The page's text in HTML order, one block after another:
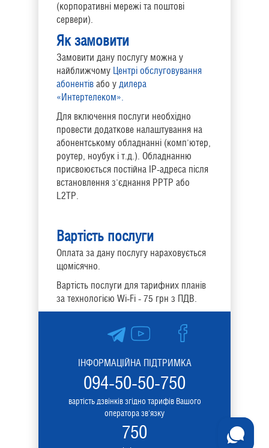
(корпоративні мережі та поштові
сервери).
Як замовити
Замовити дану послугу можна у
найближчому Центрі обслуговування
абонентів або у дилера
«Интертелеком».
Для включення послуги необхідно
провести додаткове налаштування на
абонентському обладнанні (комп'ютер,
роутер, ноубук і т.д.). Обладнанню
присвоюється постійна IP-адреса після
встановлення з'єднання РРТР або
L2TP.
Вартість послуги
Оплата за дану послугу нараховується
щомісячно.
Вартість послуги для тарифних планів
за технологією Wi-Fi - 75 грн з ПДВ.
ІНФОРМАЦІЙНА ПІДТРИМКА
094-50-50-750
вартість дзвінків згідно тарифів Вашого
оператора зв'язку
750